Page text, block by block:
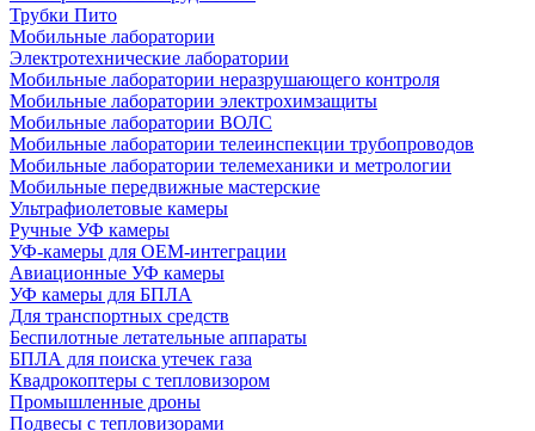
Трубки Пито
Мобильные лаборатории
Электротехнические лаборатории
Мобильные лаборатории неразрушающего контроля
Мобильные лаборатории электрохимзащиты
Мобильные лаборатории ВОЛС
Мобильные лаборатории телеинспекции трубопроводов
Мобильные лаборатории телемеханики и метрологии
Мобильные передвижные мастерские
Ультрафиолетовые камеры
Ручные УФ камеры
УФ-камеры для OEM-интеграции
Авиационные УФ камеры
УФ камеры для БПЛА
Для транспортных средств
Беспилотные летательные аппараты
БПЛА для поиска утечек газа
Квадрокоптеры с тепловизором
Промышленные дроны
Подвесы с тепловизорами